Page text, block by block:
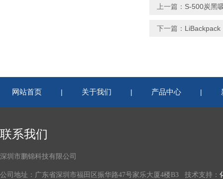
上一篇： S-500炭黑
下一篇： LiBackpack
网站首页 | 关于我们 | 产品中心 |
联系我们
深圳市鹏锦科技有限公司
公司地址：广东省深圳市福田区振华路47号家乐大厦4楼B3 技术支持：